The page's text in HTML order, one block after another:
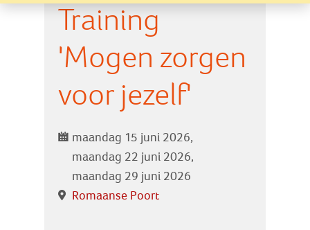
Training
'Mogen zorgen
voor jezelf'
maandag 15 juni 2026,
maandag 22 juni 2026,
maandag 29 juni 2026
Romaanse Poort
Steun Similes